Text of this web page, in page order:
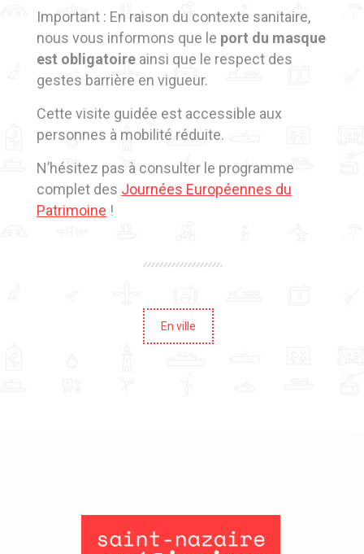
Important : En raison du contexte sanitaire,
nous vous informons que le port du masque
est obligatoire ainsi que le respect des
gestes barrière en vigueur.
Cette visite guidée est accessible aux
personnes à mobilité réduite.
N’hésitez pas à consulter le programme
complet des Journées Européennes du
Patrimoine !
En ville